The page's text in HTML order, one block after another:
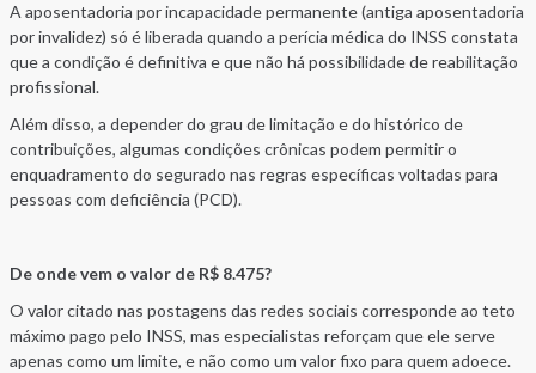
A aposentadoria por incapacidade permanente (antiga aposentadoria
por invalidez) só é liberada quando a perícia médica do INSS constata
que a condição é definitiva e que não há possibilidade de reabilitação
profissional.
Além disso, a depender do grau de limitação e do histórico de
contribuições, algumas condições crônicas podem permitir o
enquadramento do segurado nas regras específicas voltadas para
pessoas com deficiência (PCD).
De onde vem o valor de R$ 8.475?
O valor citado nas postagens das redes sociais corresponde ao teto
máximo pago pelo INSS, mas especialistas reforçam que ele serve
apenas como um limite, e não como um valor fixo para quem adoece.